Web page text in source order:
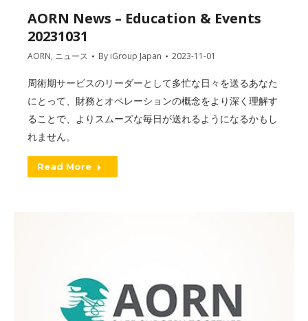
AORN News – Education & Events
20231031
AORN, ニュース By iGroup Japan 2023-11-01
周術期サービスのリーダーとして多忙な日々を送るあなた
にとって、財務とオペレーションの概念をより深く理解す
ることで、よりスムーズな毎日が送れるようになるかもし
れません。
Read More